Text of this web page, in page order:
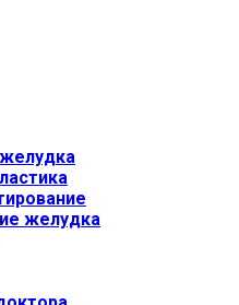
желудка